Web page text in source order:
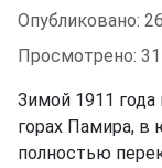
Опубликовано:
Просмотрено:
Зимой 1911
горах Памира, в
полностью